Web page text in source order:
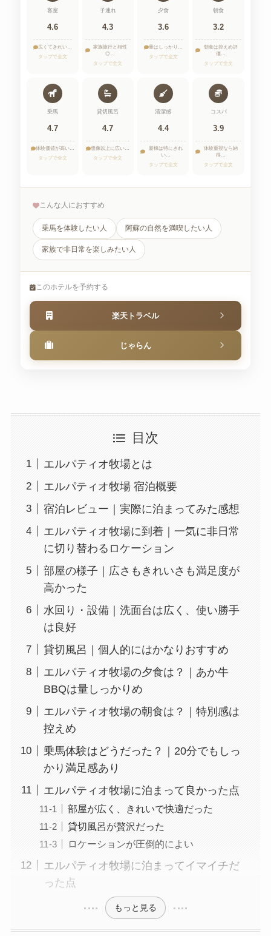
客室
4.6
広くてきれい…
タップで全文
子連れ
4.3
家族旅行と相性
◎…
タップで全文
夕食
3.6
量はしっかり…
タップで全文
朝食
3.2
朝食は控えめ評
価…
タップで全文
乗馬
4.7
体験価値が高い…
タップで全文
貸切風呂
4.7
想像以上に広い…
タップで全文
清潔感
4.4
新棟は特にきれ
い…
タップで全文
コスパ
3.9
体験重視なら納
得…
タップで全文
こんな人におすすめ
乗馬を体験したい人 阿蘇の自然を満喫したい人
家族で非日常を楽しみたい人
このホテルを予約する
楽天トラベル
じゃらん
目次
エルパティオ牧場とは
エルパティオ牧場 宿泊概要
宿泊レビュー｜実際に泊まってみた感想
エルパティオ牧場に到着｜一気に非日常
に切り替わるロケーション
部屋の様子｜広さもきれいさも満足度が
高かった
水回り・設備｜洗面台は広く、使い勝手
は良好
貸切風呂｜個人的にはかなりおすすめ
エルパティオ牧場の夕食は？｜あか牛
BBQは量しっかりめ
エルパティオ牧場の朝食は？｜特別感は
控えめ
乗馬体験はどうだった？｜20分でもしっ
かり満足感あり
エルパティオ牧場に泊まって良かった点
部屋が広く、きれいで快適だった
貸切風呂が贅沢だった
ロケーションが圧倒的によい
エルパティオ牧場に泊まってイマイチだ
った点
もっと見る